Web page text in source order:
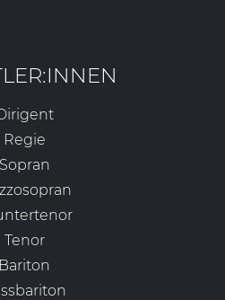
Regie
Sopran
Tenor
Bariton